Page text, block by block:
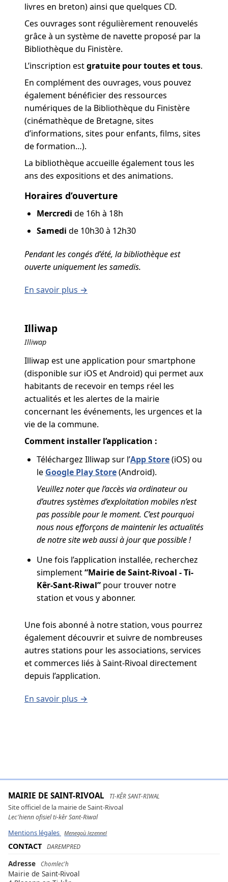
livres en breton) ainsi que quelques CD.
Ces ouvrages sont régulièrement renouvelés
grâce à un système de navette proposé par la
Bibliothèque du Finistère.
L’inscription estgratuite pour toutes et tous.
En complément des ouvrages, vous pouvez
également bénéficier des ressources
numériques de la Bibliothèque du Finistère
(cinémathèque de Bretagne, sites
d’informations, sites pour enfants, films, sites
de formation…).
La bibliothèque accueille également tous les
ans des expositions et des animations.
Horaires d’ouverture
Mercredi de 16h à 18h
Samedi de 10h30 à 12h30
Pendant les congés d’été, la bibliothèque est
ouverte uniquement les samedis.
En savoir plus →
Illiwap
Illiwap
Illiwap est une application pour smartphone
(disponible sur iOS et Android) qui permet aux
habitants de recevoir en temps réel les
actualités et les alertes de la mairie
concernant les événements, les urgences et la
vie de la commune.
Comment installer l’application :
Téléchargez Illiwap sur l’App Store(iOS) ou
le Google Play Store(Android).
Veuillez noter que l’accès via ordinateur ou
d’autres systèmes d’exploitation mobiles n’est
pas possible pour le moment. C’est pourquoi
nous nous efforçons de maintenir les actualités
de notre site web aussi à jour que possible !
Une fois l’application installée, recherchez
simplement“Mairie de Saint-Rivoal - Ti-
Kêr-Sant-Riwal” pour trouver notre
station et vous y abonner.
Une fois abonné à notre station, vous pourrez
également découvrir et suivre de nombreuses
autres stations pour les associations, services
et commerces liés à Saint-Rivoal directement
depuis l’application.
En savoir plus →
MAIRIE DE SAINT-RIVOAL TI-KÊR SANT-RIWAL
Site officiel de la mairie de Saint-Rivoal
Lec'hienn ofisiel ti-kêr Sant-Riwal
Mentions légales Menegoù lezennel
CONTACT DAREMPRED
Adresse Chomlec'h
Mairie de Saint-Rivoal